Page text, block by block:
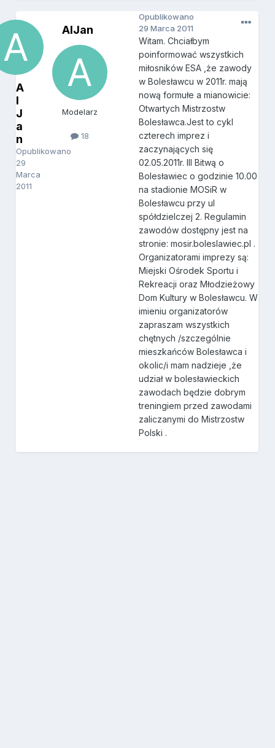
A
l
J
a
n
Opublikowano
29
Marca
2011
AlJan
Modelarz
18
Opublikowano
29 Marca 2011
Witam. Chciałbym
poinformować wszystkich
miłosników ESA ,że zawody
w Bolesławcu w 2011r. mają
nową formułe a mianowicie:
Otwartych Mistrzostw
Bolesławca.Jest to cykl
czterech imprez i
zaczynających się
02.05.2011r. III Bitwą o
Bolesławiec o godzinie 10.00
na stadionie MOSiR w
Bolesławcu przy ul
spółdzielczej 2. Regulamin
zawodów dostępny jest na
stronie: mosir.boleslawiec.pl .
Organizatorami imprezy są:
Miejski Ośrodek Sportu i
Rekreacji oraz Młodzieżowy
Dom Kultury w Bolesławcu. W
imieniu organizatorów
zapraszam wszystkich
chętnych /szczególnie
mieszkańców Bolesławca i
okolic/i mam nadzieje ,że
udział w bolesławieckich
zawodach będzie dobrym
treningiem przed zawodami
zaliczanymi do Mistrzostw
Polski .